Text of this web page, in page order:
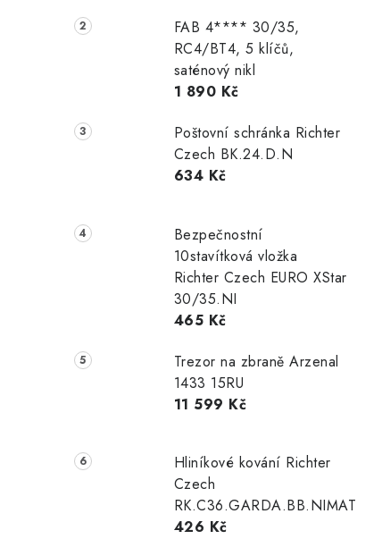
a
í
n
FAB 4**** 30/35,
RC4/BT4, 5 klíčů,
saténový nikl
1 890 Kč
Poštovní schránka Richter
Czech BK.24.D.N
634 Kč
Bezpečnostní
10stavítková vložka
Richter Czech EURO XStar
30/35.NI
465 Kč
Trezor na zbraně Arzenal
1433 15RU
11 599 Kč
Hliníkové kování Richter
Czech
RK.C36.GARDA.BB.NIMAT
426 Kč